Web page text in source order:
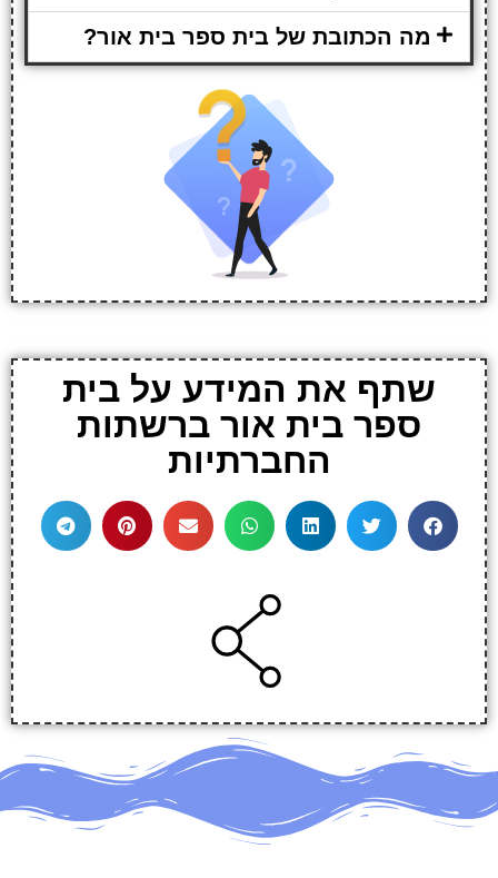
מה הכתובת של בית ספר בית אור?
שתף את המידע על בית
ספר בית אור ברשתות
החברתיות